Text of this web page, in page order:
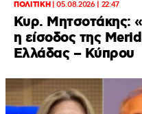
ΠΟΛΙΤΙΚΗ|05.08.2026 | 22:47
Κυρ. Μητσοτάκης:
η είσοδος της
Ελλάδας – Κύπρου